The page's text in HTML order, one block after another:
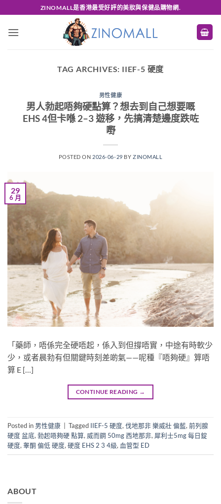
to
content
ZINOMALL是香港最受好評的美妝與保健品購物網.
TAG ARCHIVES: IIEF-5 硬度
男性健康
男人勃起唔夠硬點算？想去到自己想要嘅
EHS 4但卡喺 2–3 遊移，先搞清楚邊度跌咗
嘢
POSTED ON 2026-06-29 BY ZINOMALL
29
6 月
「藥師，唔係完全硬唔起，係入到但撐唔實，中途有時軟少
少，或者晨勃有但關鍵時刻差啲氣——呢種『唔夠硬』算唔
算 E […]
CONTINUE READING →
Posted in 男性健康 Tagged IIEF-5 硬度, 伐地那非 樂威壯 偏藍, 前列腺
硬度 盆底, 勃起唔夠硬 點算, 威而鋼 50mg 西地那非, 犀利士5mg 每日錠
硬度, 睾酮 偏低 硬度, 硬度 EHS 2 3 4級, 血管型 ED
ABOUT